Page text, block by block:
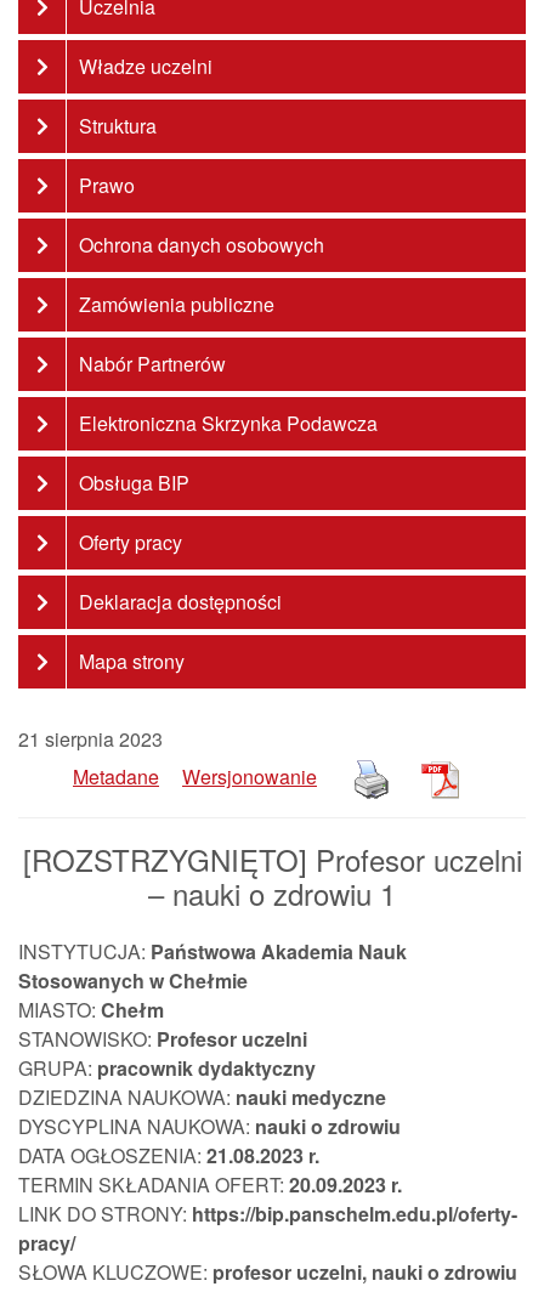
Uczelnia
Władze uczelni
Struktura
Prawo
Ochrona danych osobowych
Zamówienia publiczne
Nabór Partnerów
Elektroniczna Skrzynka Podawcza
Obsługa BIP
Oferty pracy
Deklaracja dostępności
Mapa strony
21 sierpnia 2023
Metadane
Wersjonowanie
[ROZSTRZYGNIĘTO] Profesor uczelni
– nauki o zdrowiu 1
INSTYTUCJA: Państwowa Akademia Nauk
Stosowanych w Chełmie
MIASTO: Chełm
STANOWISKO: Profesor uczelni
GRUPA: pracownikdydaktyczny
DZIEDZINA NAUKOWA: nauki medyczne
DYSCYPLINA NAUKOWA: nauki o zdrowiu
DATA OGŁOSZENIA: 21.08.2023 r.
TERMIN SKŁADANIA OFERT: 20.09.2023 r.
LINK DO STRONY: https://bip.panschelm.edu.pl/oferty-
pracy/
SŁOWA KLUCZOWE: profesor uczelni, nauki o zdrowiu